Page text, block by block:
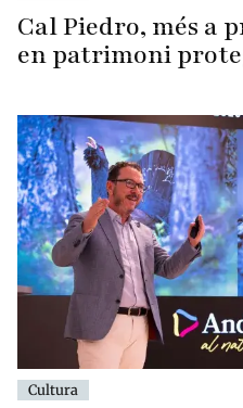
Cal Piedro, més a
en patrimoni
Cultura